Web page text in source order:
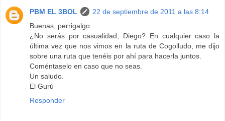
PBM EL 3BOL
22 de septiembre de 2011 a las 8:14
Buenas, perrigalgo:
¿No serás por casualidad, Diego? En cualquier caso la
última vez que nos vimos en la ruta de Cogolludo, me dijo
sobre una ruta que tenéis por ahí para hacerla juntos.
Coméntaselo en caso que no seas.
Un saludo.
El Gurú
Responder